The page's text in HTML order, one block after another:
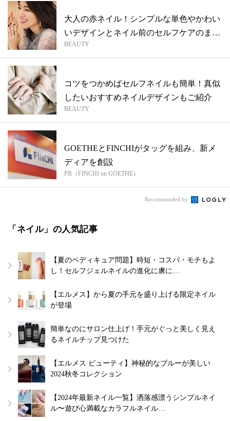
大人の赤ネイル！シンプルな単色やかわい
いデザインとネイル前のセルフケアのまと
め
BEAUTY
コツをつかめばセルフネイルも簡単！真似
したいおすすめネイルデザインもご紹介
BEAUTY
GOETHEとFINCHIがタッグを組み、新メ
ディアを創設
PR（FINCHI on GOETHE）
Recommended by
「ネイル」の人気記事
【夏のペディキュア問題】時短・コスパ・モチもよ
し！セルフジェルネイルの進化に虜に…
【エルメス】から夏の手元を盛り上げる限定ネイル
が登場
簡単なのにサロン仕上げ！手元がぐっと美しく見え
るネイルチップ見つけた
【エルメス ビューティ】神秘的なブルーが美しい
2024秋冬コレクション
【2024年最新ネイル一覧】洒落感漂うシンプルネイ
ル〜遊び心満載なカラフルネイル…